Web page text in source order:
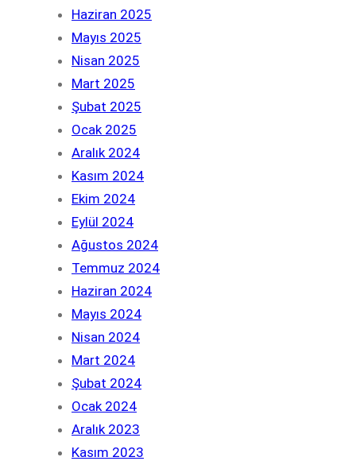
Haziran 2025
Mayıs 2025
Nisan 2025
Mart 2025
Şubat 2025
Ocak 2025
Aralık 2024
Kasım 2024
Ekim 2024
Eylül 2024
Ağustos 2024
Temmuz 2024
Haziran 2024
Mayıs 2024
Nisan 2024
Mart 2024
Şubat 2024
Ocak 2024
Aralık 2023
Kasım 2023